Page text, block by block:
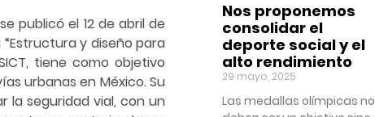
publicó el 12 de abril de
“Estructura y diseño para
tiene como objetivo
urbanas en México. Su
la seguridad vial, con un
Nos proponemos
consolidar el
deporte social y el
alto rendimiento
29 mayo, 2025
Las medallas olímpicas no